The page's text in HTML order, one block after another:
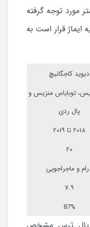
مورد توجه گرفته
ایماژ قرار است به
دیوید کاجگانیچ
توبایاس منزیس و
پال ردی
۲۰۱۸ تا ۲۰۱۹
۲۰
و ماجراجویی
۷.۹
87%